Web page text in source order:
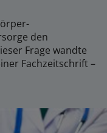
den
Frage wandte
Fachzeitschrift –